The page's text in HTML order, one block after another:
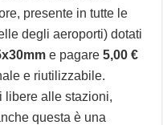
presente in tutte le
degli aeroporti) dotati
e pagare5,00 €
e riutilizzabile.
libere alle stazioni,
questa è una